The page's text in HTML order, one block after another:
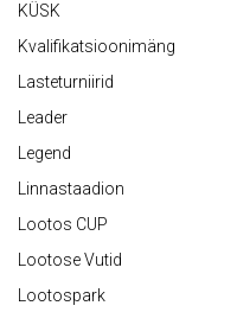
KÜSK
Kvalifikatsioonimäng
Lasteturniirid
Leader
Legend
Linnastaadion
Lootos CUP
Lootose Vutid
Lootospark